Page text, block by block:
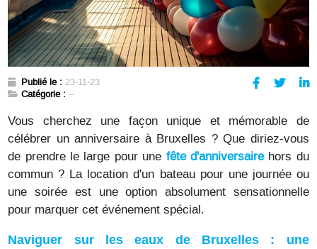
Publié le : 23-11-23
Catégorie : --
Vous cherchez une façon unique et mémorable de
célébrer un anniversaire à Bruxelles ? Que diriez-vous
de prendre le large pour une fête d'anniversairehors du
commun ? La location d'un bateau pour une journée ou
une soirée est une option absolument sensationnelle
pour marquer cet événement spécial.
Naviguer sur les eaux de Bruxelles : une